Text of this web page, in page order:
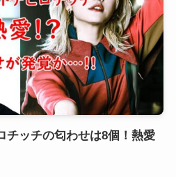
チッチの匂わせは8個！熱愛